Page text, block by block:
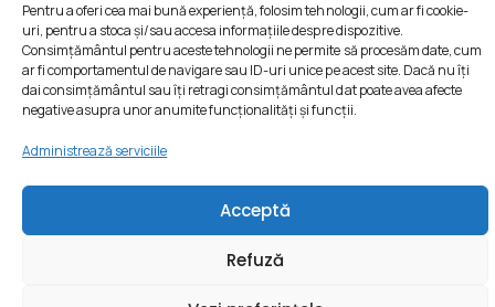
Pentru a oferi cea mai bună experiență, folosim tehnologii, cum ar fi cookie-
uri, pentru a stoca și/sau accesa informațiile despre dispozitive.
Consimțământul pentru aceste tehnologii ne permite să procesăm date, cum
ar fi comportamentul de navigare sau ID-uri unice pe acest site. Dacă nu îți
dai consimțământul sau îți retragi consimțământul dat poate avea afecte
negative asupra unor anumite funcționalități și funcții.
Administrează serviciile
Acceptă
Refuză
© 2022-2026 Digital Skills Romania. Toate drepturile
rezervate.